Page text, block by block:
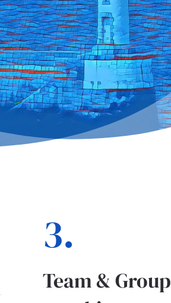
3.
Team & Group